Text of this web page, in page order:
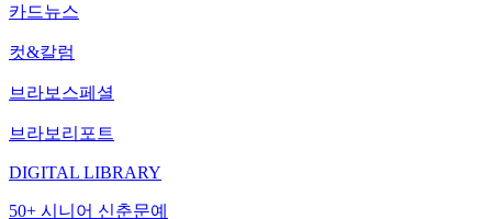
카드뉴스
컷&칼럼
브라보스페셜
브라보리포트
DIGITAL LIBRARY
50+ 시니어 신춘문예